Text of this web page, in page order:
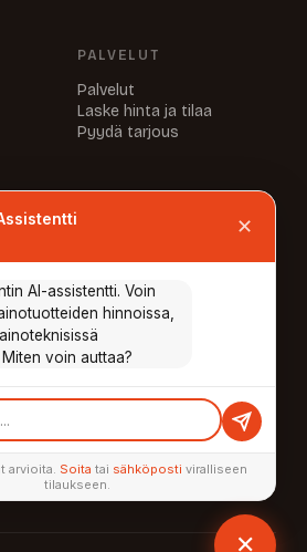
PALVELUT
Palvelut
Laske hinta ja tilaa
Pyydä tarjous
INFO & YHTEYSTIEDOT
UKK
Aineisto-ohjeet
Laskutustiedot
Yhteystiedot
Tietosuoja
Pe 8.00–15.00
tai sopimuksen mukaan
✕
✕
AI-assistentti. Voin
hinnoissa,
voin auttaa?
arvioita. Soita tai sähköposti viralliseen
tilaukseen.